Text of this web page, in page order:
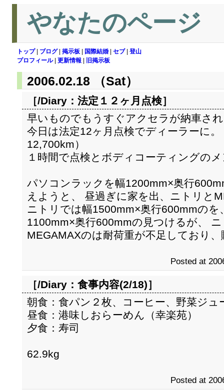
やなたのページ
トップ| ブログ| 掲示板 国際結婚 セブ| 登山
プロフィール| 更新情報 旧掲示板
2006.02.18 （Sat）
［/Diary： 法定１２ヶ月点検］
早いものでもうすぐアクセラが納車さ
今日は法定12ヶ月点検でディーラーに
12,700km）
１時間で点検とボディコーティングの
パソコンラックを幅1200mm×奥行
えようと、 昼過ぎに家を出、ニトリと
ニトリでは幅1500mm×奥行600mmのを
1100mm×奥行600mmの見つけるが、
MEGAMAXのは耐荷重が不足しており
Posted at
［/Diary： 食事内容(2/18)］
朝食：食パン２枚、コーヒー、野菜ジュ
昼食：港味しおらーめん（幸楽苑）
夕食：寿司
62.9kg
Posted at